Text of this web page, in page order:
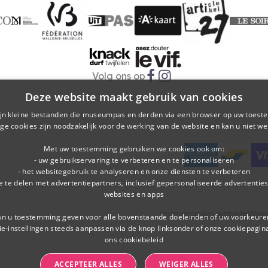
A-kaart
Knack Le Vif
Sociale media
Volg ons op
Voorwaarden website
Deze website maakt gebruik van cookies
kleine bestanden die museumpas en derden via een browser op uw
cookies zijn noodzakelijk voor de werking van de website en kan u niet
Met uw toestemming gebruiken we cookies ook om:
- uw gebruikservaring te verbeteren en te personaliseren
- het websitegebruik te analyseren en onze diensten te verbeteren
te delen met advertentiepartners, inclusief gepersonaliseerde
websites en apps
u toestemming geven voor alle bovenstaande doeleinden of uw
instellingen steeds aanpassen via de knop linksonder of onze
ons cookiebeleid
ACCEPTEER ALLES WEIGER ALLES